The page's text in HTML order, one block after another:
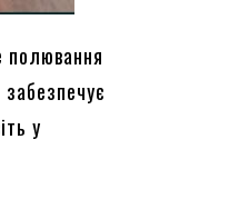
полювання
у